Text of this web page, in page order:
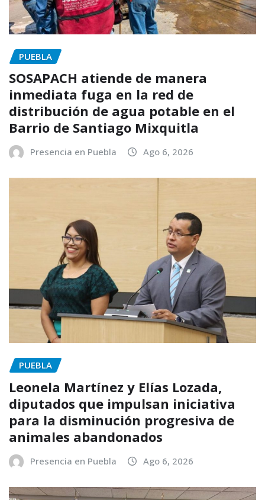
PUEBLA
SOSAPACH atiende de manera
inmediata fuga en la red de
distribución de agua potable en el
Barrio de Santiago Mixquitla
Presencia en Puebla Ago 6, 2026
PUEBLA
Leonela Martínez y Elías Lozada,
diputados que impulsan iniciativa
para la disminución progresiva de
animales abandonados
Presencia en Puebla Ago 6, 2026